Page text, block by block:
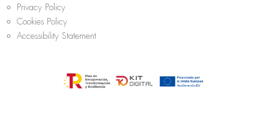
Privacy Policy
Cookies Policy
Accessibility Statement